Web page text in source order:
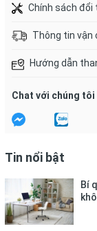
Chính sách đổi
Thông tin vận
Hướng dẫn
Chat với chúng tôi
Tin nổi bật
Bí